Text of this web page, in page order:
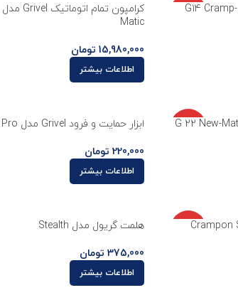
ناموجو
کرامپون نیمه اتوماتیک Grivel مدل G14 Cramp-
Matic
15,980,000 تومان
اطلاعات بیشتر
ناموجو
ابزار حمایت و فرود Grivel مدل Master Pro
220,000 تومان
اطلاعات بیشتر
ناموجو
هلمت گریول مدل Stealth
375,000 تومان
اطلاعات بیشتر